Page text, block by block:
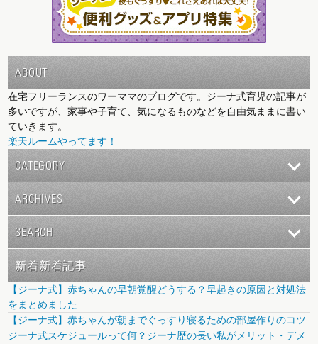
ABOUT
在宅フリーランスのワーママのブログです。ジーナ式育児の記事が
多いですが、家事や子育て、気になるものなどを自由気ままに書い
ていきます。
楽天ルームやってます！
CATEGORY
ARCHIVES
SEARCH
新着新着記事
【ジーナ式】赤ちゃんの早朝覚醒どうする？早起きの原因と対処法
をまとめました
【ジーナ式】赤ちゃんが朝までぐっすり寝るための部屋作りのコツ
ジーナ式スケジュールって何？ジーナ歴の長い私がメリット・デメ